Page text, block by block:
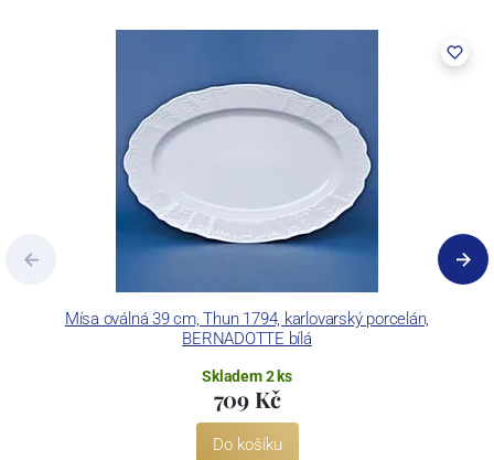
pecemi a vtavnou dekorační pecí. Závod je schopen dekorovat své
Concordia Lesov používá ochrannou známku LC a Thun Hotel &
Mísa oválná 39 cm, Thun 1794, karlovarský porcelán,
BERNADOTTE bílá
Skladem 2 ks
709 Kč
Do košíku